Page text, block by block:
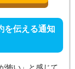
を伝える通知